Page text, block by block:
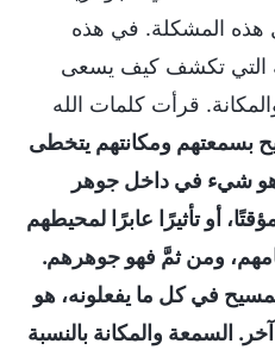
هذه المشكلة. في هذه
التي تكشف كيف يسعى
قرأت كلمات الله
بسمعتهم ومكانتهم يتخطى
وهو شيء في داخل جوهر
أو تأثيرًا عابرًا لمحيطهم
ومن ثمَّ فهو جوهرهم.
في كل ما يفعلونه، هو
السمعة والمكانة بالنسبة